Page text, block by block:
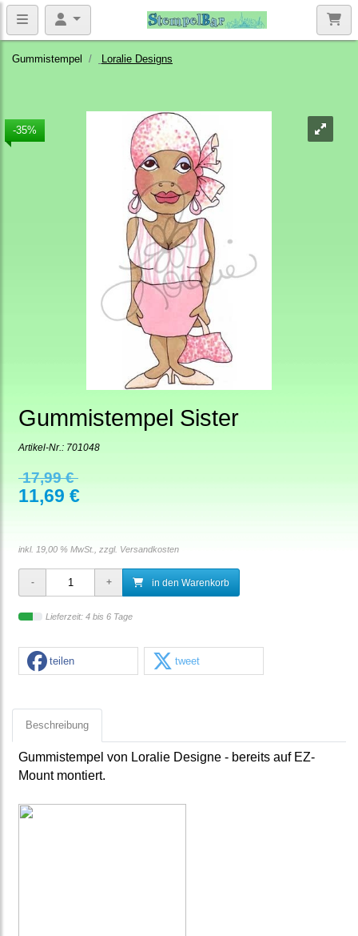
Gummistempel Loralie Designs
-35%
Gummistempel Sister
Artikel-Nr.: 701048
17,99 €
11,69 €
inkl. 19,00 % MwSt., zzgl. Versandkosten
in den Warenkorb
Lieferzeit: 4 bis 6 Tage
teilen tweet
Beschreibung
Gummistempel von Loralie Designe - bereits auf EZ-
Mount montiert.